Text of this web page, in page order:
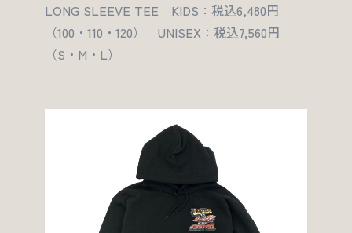
LONG SLEEVE TEE KIDS：税込6,480円
（100・110・120） UNISEX：税込7,560円
（S・M・L）